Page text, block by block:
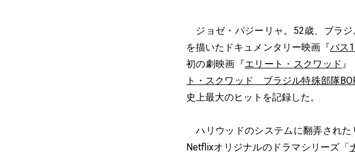
ジョゼ・パジーリャ。52歳、ブラ
を描いたドキュメンタリー映画『バス
初の劇映画『エリート・スクワッド 』
ト・スクワッド ブラジル特殊部隊
史上最大のヒットを記録した。
ハリウッドのシステムに翻弄された
Netflixオリジナルのドラマシリーズ「